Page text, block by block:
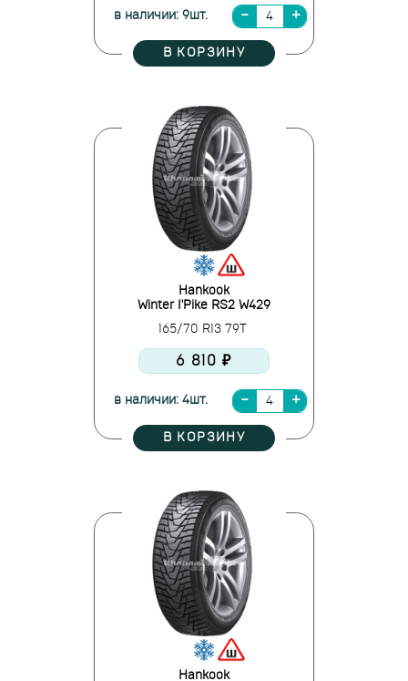
в наличии: 9шт.
В КОРЗИНУ
Hankook
Winter I'Pike RS2 W429
165/70 R13 79T
6 810 ₽
в наличии: 4шт.
В КОРЗИНУ
Hankook